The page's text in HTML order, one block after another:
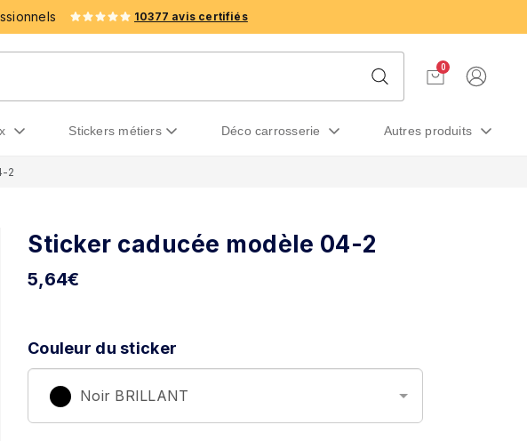
10377 avis certifiés
0
stickers métiers déco carrosserie autres produits
2
Sticker caducée modèle 04-2
5,64€
Couleur du sticker
Noir BRILLANT